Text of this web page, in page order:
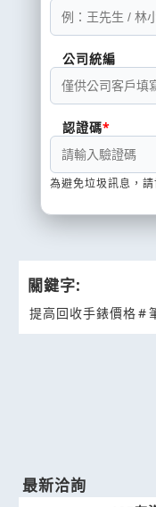
公司統編
認證碼
為避免垃圾訊息，
關鍵字:
提高回收手錶價格#
最新洽詢